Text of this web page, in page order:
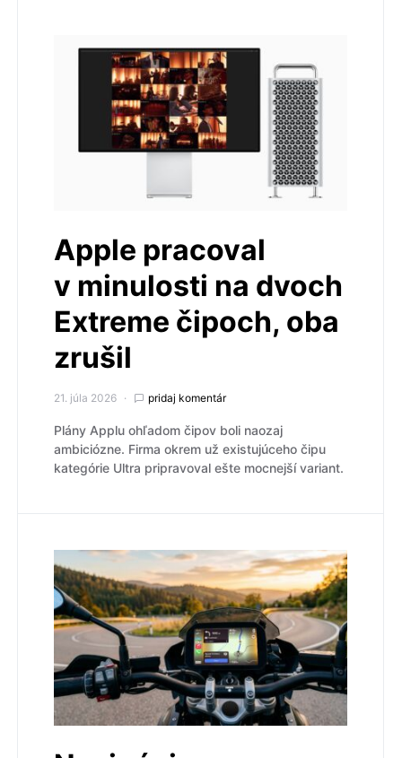
Apple pracoval
v minulosti na dvoch
Extreme čipoch, oba
zrušil
21. júla 2026 pridaj komentár
Plány Applu ohľadom čipov boli naozaj
ambiciózne. Firma okrem už existujúceho čipu
kategórie Ultra pripravoval ešte mocnejší variant.